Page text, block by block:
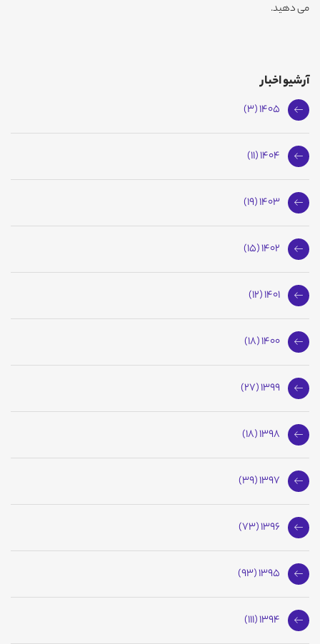
می دهید.
آرشیو اخبار
1405 (3)
1404 (11)
1403 (19)
1402 (15)
1401 (12)
1400 (18)
1399 (27)
1398 (18)
1397 (39)
1396 (73)
1395 (93)
1394 (111)